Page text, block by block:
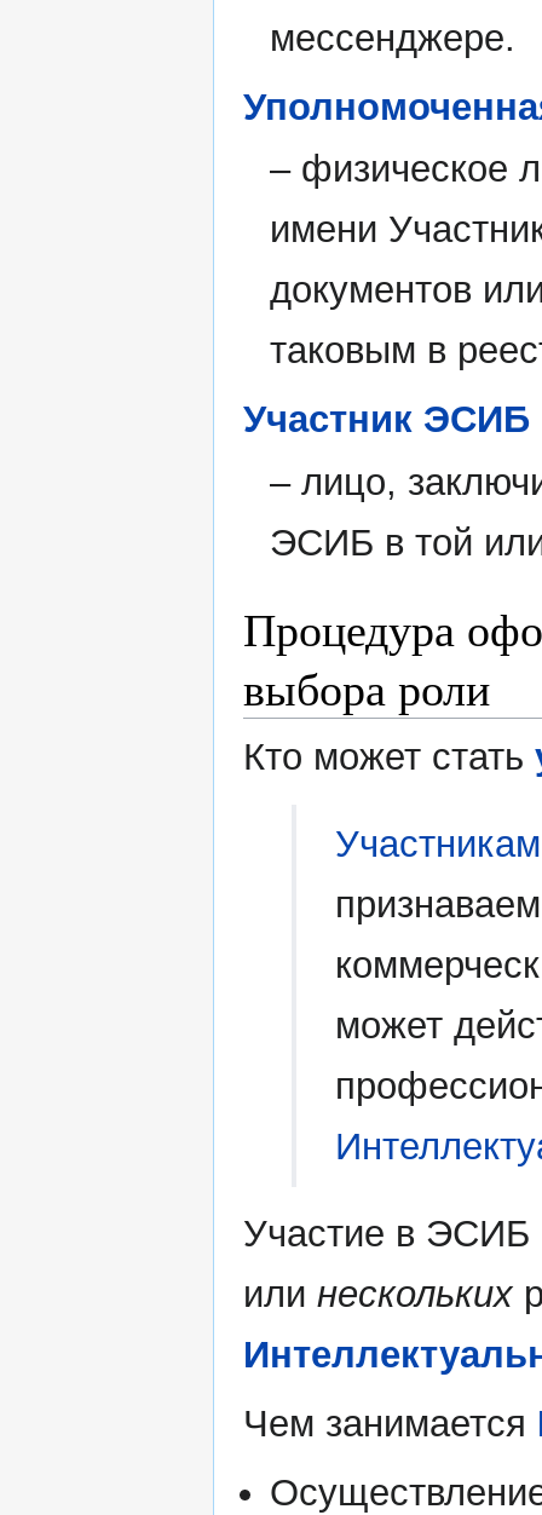
мессенджере.
– физическое
имени
документов
таковым в
Участник ЭСИБ
– лицо,
ЭСИБ в той
Процедура
выбора роли
Кто может стать
может
Участие в ЭСИБ
или нескольких
Чем занимается